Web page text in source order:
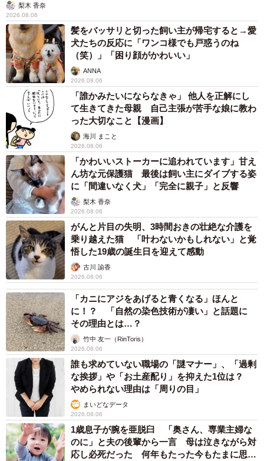
梨木 香奈
2026.08.06
髪をバッサリと切った飼い主が帰宅すると→愛
犬たちの反応に「ワンコ様でも戸惑うのね
（笑）」「困り顔がかわいい」
ANNA
2026.08.06
「誰かみたいにならなきゃ」 他人を正解にし
て生きてきた母親 自己主張が苦手な娘に教わ
った大切なこと【漫画】
海川 まこと
2026.08.06
「かわいいストーカーに追われています」甘え
ん坊な元保護猫 最後は飼い主にダイブする姿
に「間違いなく犬」「完全に親子」と反響
梨木 香奈
2026.08.06
がんと片目の失明、3時間おきの壮絶な介護を
乗り越えた猫 「叶わないかもしれない」と覚
悟した19歳の誕生日を迎えて感動
古川 諭香
2026.08.06
「カニにアジをあげると青くなる」ほんと
に！？ 「自然の染色技術が凄い」と話題に
その理由とは…？
竹中 友一（RinToris）
2026.08.06
誰も求めていない職場の「謎マナー」、「過剰
な挨拶」や「お土産配り」を抑えた1位は？
やめられない理由は「周りの目」
まいどなデータ
2026.08.06
1歳息子が腕を亜脱臼 「奥さん、専業主婦な
のに」と夫の後輩から一言 母は泣きながら対
応し必死だった 何年もたった今もたまに思い